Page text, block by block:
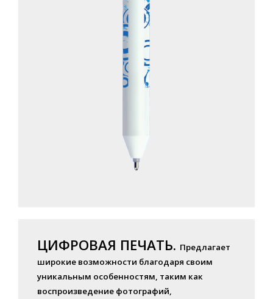
ЦИФРОВАЯ ПЕЧАТЬ. Предлагает
широкие возможности благодаря своим
уникальным особенностям, таким как
воспроизведение фотографий,